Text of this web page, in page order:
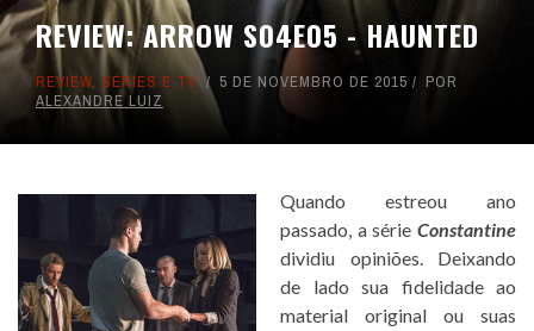
REVIEW: ARROW S04E05 - HAUNTED
REVIEW, SÉRIES E TV 5 DE NOVEMBRO DE 2015
POR
ALEXANDRE LUIZ
Quando estreou ano
passado, a série Constantine
dividiu opiniões. Deixando
de lado sua fidelidade ao
material original ou suas